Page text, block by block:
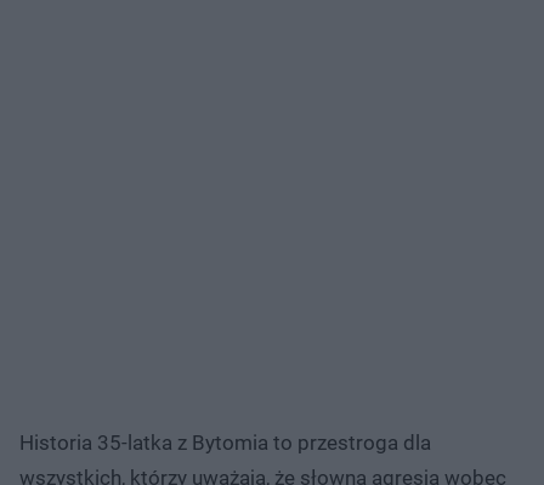
Historia 35-latka z Bytomia to przestroga dla
wszystkich, którzy uważają, że słowna agresja wobec